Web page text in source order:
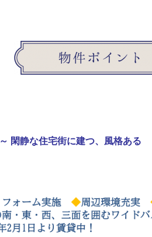
～ 閑静な住宅街に建つ、風格ある